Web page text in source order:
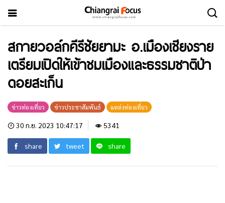
สกายวอล์กคีรีชัยยามะ อ.เมืองเชียงราย
เตรียมเปิดให้เข้าชมเมืองและธรรมชาติป่า
ดอยสะเก็น
ข่าวท่องเที่ยว ข่าวประชาสัมพันธ์ แหล่งท่องเที่ยว
30 ก.ย. 2023 10:47:17 5341
share tweet share